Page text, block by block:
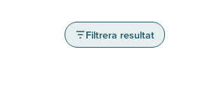
Filtrera resultat